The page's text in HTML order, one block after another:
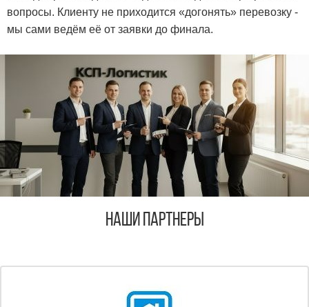
вопросы. Клиенту не приходится «догонять» перевозку -
мы сами ведём её от заявки до финала.
Наши Партнеры